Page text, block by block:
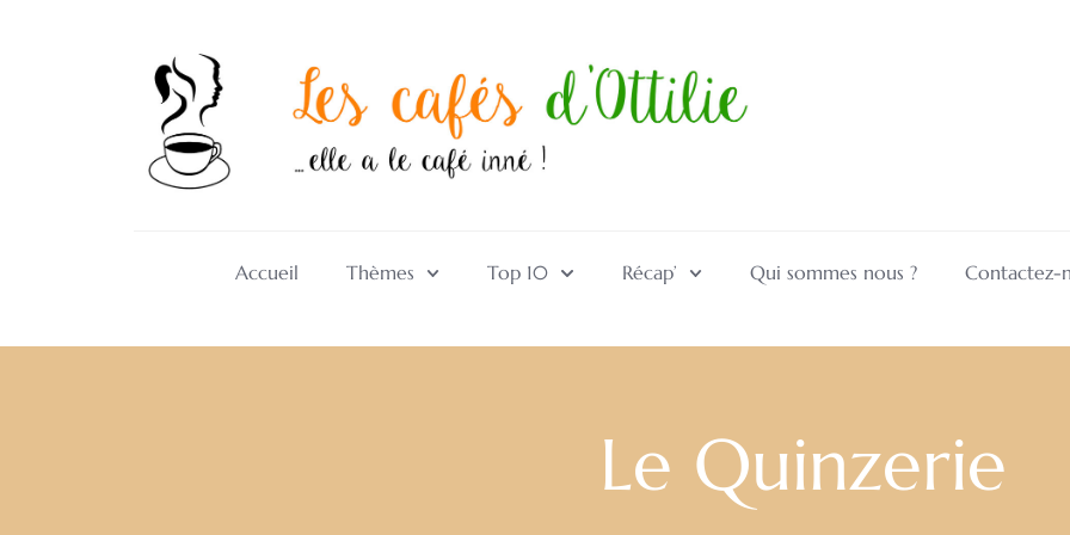
Accueil Thèmes Top 10 Récap’ Qui sommes nous ? Contactez-
Le Quinzerie